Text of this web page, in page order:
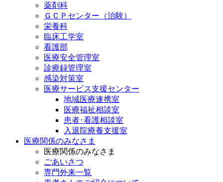
薬剤科
ＧＣＰセンター（治験）
栄養科
臨床工学室
看護部
医療安全管理室
診療録管理室
感染対策室
医療サービス支援センター
地域医療連携室
医療福祉相談室
患者･看護相談室
入退院療養支援室
医療関係のみなさま
医療関係のみなさま
ごあいさつ
専門外来一覧